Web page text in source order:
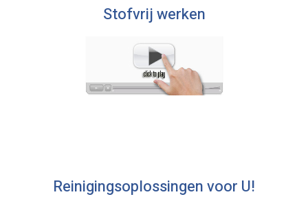
Stofvrij werken
Reinigingsoplossingen voor U!